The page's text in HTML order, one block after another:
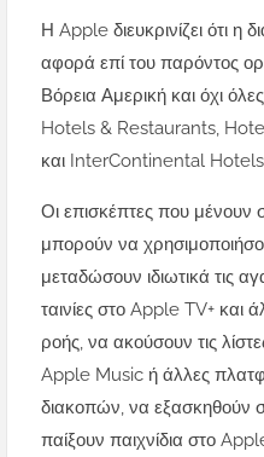
Η Apple διευκρινίζει ότι η
αφορά επί του παρόντος
Βόρεια Αμερική και όχι
Hotels & Restaurants,
και InterContinental
Οι επισκέπτες που μένουν
μπορούν να
μεταδώσουν ιδιωτικά τις
ταινίες στο Apple TV+ και
ροής, να ακούσουν τις
Apple Music ή άλλες
διακοπών, να εξασκηθούν
παίξουν παιχνίδια στο